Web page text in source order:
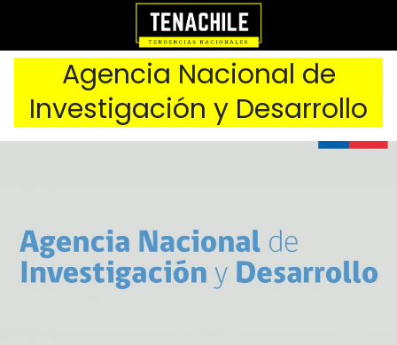
Agencia Nacional de
Investigación y Desarrollo